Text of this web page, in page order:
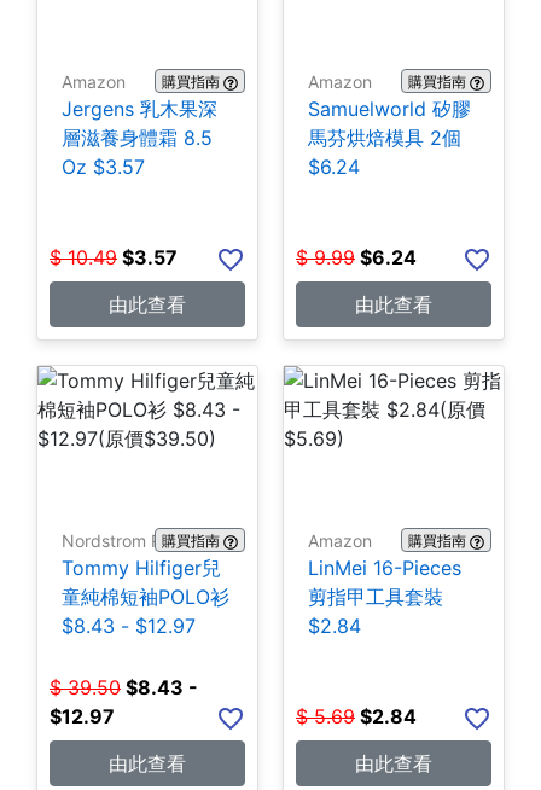
Amazon 購買指南
Jergens 乳木果深
層滋養身體霜 8.5
Oz $3.57
$ 10.49 $3.57
由此查看
Amazon 購買指南
Samuelworld 矽膠
馬芬烘焙模具 2個
$6.24
$ 9.99 $6.24
由此查看
Nordstrom Rack購買指南
Tommy Hilfiger兒
童純棉短袖POLO衫
$8.43 - $12.97
$ 39.50 $8.43 -
$12.97
由此查看
Amazon 購買指南
LinMei 16-Pieces
剪指甲工具套裝
$2.84
$ 5.69 $2.84
由此查看